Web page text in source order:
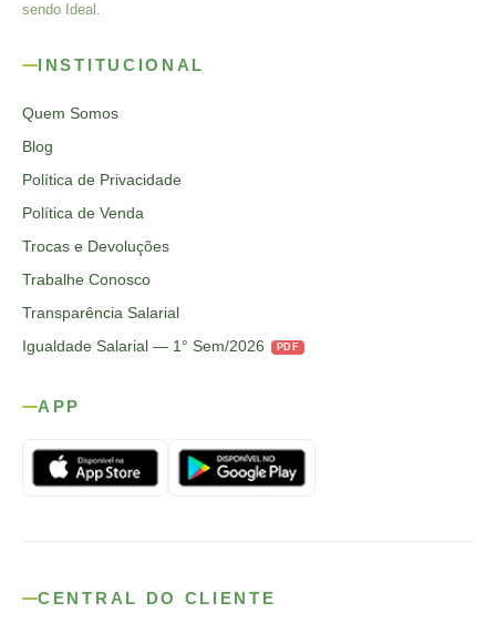
sendo Ideal.
INSTITUCIONAL
Quem Somos
Blog
Política de Privacidade
Política de Venda
Trocas e Devoluções
Trabalhe Conosco
Transparência Salarial
Igualdade Salarial — 1° Sem/2026
PDF
APP
CENTRAL DO CLIENTE